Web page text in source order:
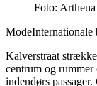
Foto:
ModeInternationale
Kalverstraat
centrum og
indendørs